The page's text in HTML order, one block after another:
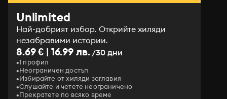
Unlimited
Най-добрият избор. Открийте хиляди
незабравими истории.
8.69 € | 16.99 лв./30 дни
1 профил
Неограничен достъп
Избирайте от хиляди заглавия
Слушайте и четете неограничено
Прекратете по всяко време